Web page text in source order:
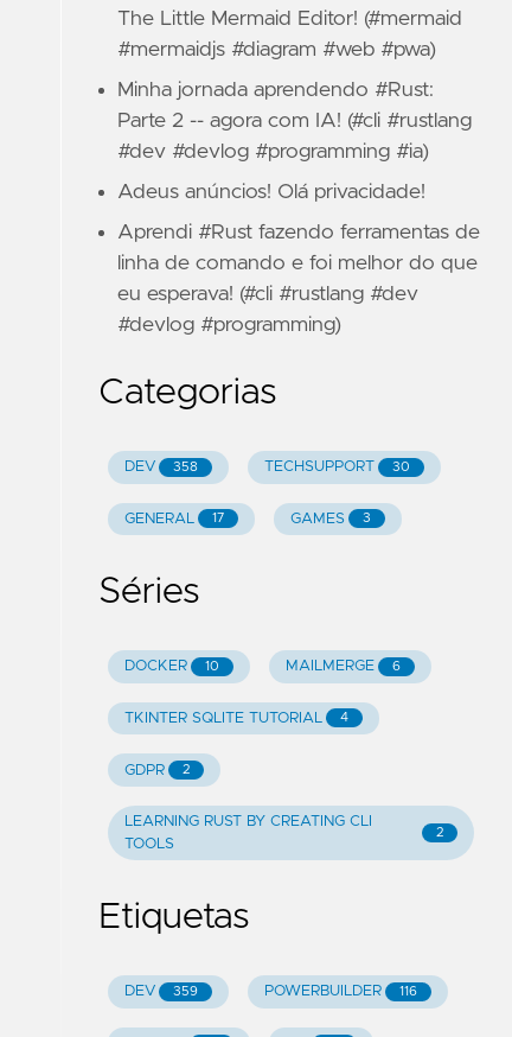
The Little Mermaid Editor! (#mermaid
#mermaidjs #diagram #web #pwa)
Minha jornada aprendendo #Rust:
Parte 2 -- agora com IA! (#cli #rustlang
#dev #devlog #programming #ia)
Adeus anúncios! Olá privacidade!
Aprendi #Rust fazendo ferramentas de
linha de comando e foi melhor do que
eu esperava! (#cli #rustlang #dev
#devlog #programming)
Categorias
DEV 358 TECHSUPPORT 30
GENERAL 17 GAMES 3
Séries
DOCKER 10 MAILMERGE 6
TKINTER SQLITE TUTORIAL 4
GDPR 2
LEARNING RUST BY CREATING CLI
TOOLS
2
Etiquetas
DEV 359 POWERBUILDER 116